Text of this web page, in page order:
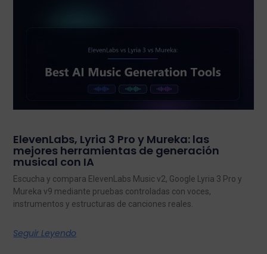
ElevenLabs, Lyria 3 Pro y Mureka: las
mejores herramientas de generación
musical con IA
Escucha y compara ElevenLabs Music v2, Google Lyria 3 Pro y
Mureka v9 mediante pruebas controladas con voces,
instrumentos y estructuras de canciones reales.
Seguir Leyendo